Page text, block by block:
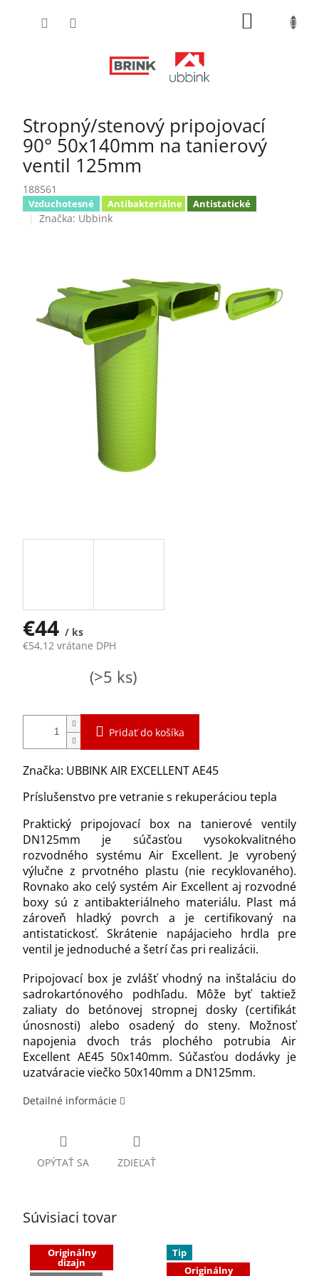
Stropný/stenový pripojovací
90° 50x140mm na tanierový
ventil 125mm
188561
Vzduchotesné Antibakteriálne Antistatické
Značka: Ubbink
€44/ ks
€54,12 vrátane DPH
(>5 ks)
Pridať do košíka
Značka: UBBINK AIR EXCELLENT AE45
Príslušenstvo pre vetranie s rekuperáciou tepla
Praktický pripojovací box na tanierové ventily
DN125mm je súčasťou vysokokvalitného
rozvodného systému Air Excellent. Je vyrobený
výlučne z prvotného plastu (nie recyklovaného).
Rovnako ako celý systém Air Excellent aj rozvodné
boxy sú z antibakteriálneho materiálu. Plast má
zároveň hladký povrch a je certifikovaný na
antistatickosť. Skrátenie napájacieho hrdla pre
ventil je jednoduché a šetrí čas pri realizácii.
Pripojovací box je zvlášť vhodný na inštaláciu do
sadrokartónového podhľadu. Môže byť taktiež
zaliaty do betónovej stropnej dosky (certifikát
únosnosti) alebo osadený do steny. Možnosť
napojenia dvoch trás plochého potrubia Air
Excellent AE45 50x140mm. Súčasťou dodávky je
uzatváracie viečko 50x140mm a DN125mm.
Detailné informácie
OPÝTAŤ SA ZDIEĽAŤ
Súvisiaci tovar
Originálny
dizajn
Tip
Originálny